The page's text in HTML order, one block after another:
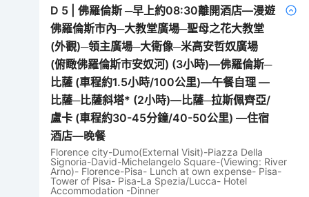
D 5 |佛羅倫斯 ─早上約08:30離開酒店—漫遊
佛羅倫斯市內─大教堂廣場─聖母之花大教堂
(外觀)─領主廣場─大衛像─米高安哲奴廣場
(俯瞰佛羅倫斯市安奴河) (3小時)—佛羅倫斯─
比薩 (車程約1.5小時/100公里)—午餐自理 —
比薩─比薩斜塔* (2小時)—比薩─拉斯佩齊亞/
盧卡 (車程約30-45分鐘/40-50公里) —住宿
酒店—晚餐
Florence city-Dumo(External Visit)-Piazza Della
Signoria-David-Michelangelo Square-(Viewing: River
Arno)- Florence-Pisa- Lunch at own expense- Pisa-
Tower of Pisa- Pisa-La Spezia/Lucca- Hotel
Accommodation -Dinner